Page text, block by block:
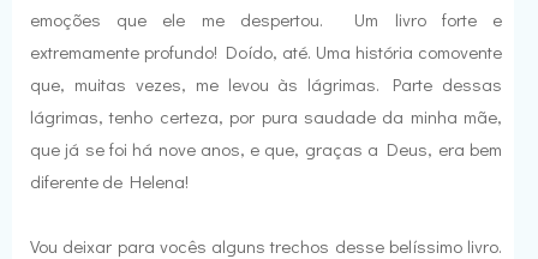
emoções que ele me despertou. Um livro forte e
extremamente profundo! Doído, até. Uma história comovente
que, muitas vezes, me levou às lágrimas. Parte dessas
lágrimas, tenho certeza, por pura saudade da minha mãe,
que já se foi há nove anos, e que, graças a Deus, era bem
diferente de Helena!
Vou deixar para vocês alguns trechos desse belíssimo livro.